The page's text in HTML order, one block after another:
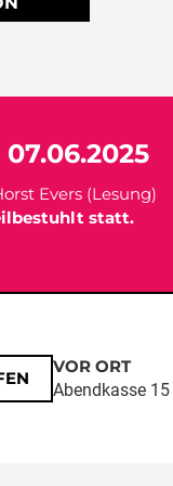
DJ
Indie
In
80s
Evers (Lesung)
statt.
VOR ORT
Abendkasse